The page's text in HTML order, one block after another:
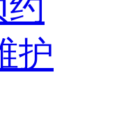
护